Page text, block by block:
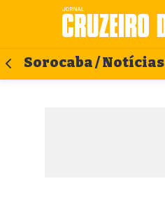
Sorocaba / Notícias